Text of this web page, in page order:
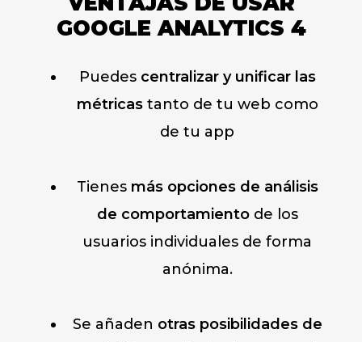
GOOGLE ANALYTICS 4
Puedes centralizar y unificar las
métricastanto de tu web como
de tu app
Tienes más opciones de análisis
de comportamientode los
usuarios individuales de forma
anónima.
Se añaden otras posibilidades de